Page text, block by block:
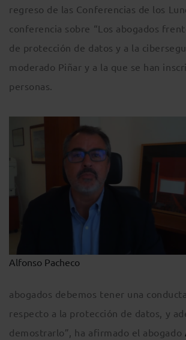
regreso de las Conferencias de los
conferencia sobre “Los abogados
de protección de datos y a la
moderado Piñar y a la que se han
personas.
Alfonso Pacheco
abogados debemos tener una
respecto a la protección de datos, y
demostrarlo”, ha afirmado el abogado